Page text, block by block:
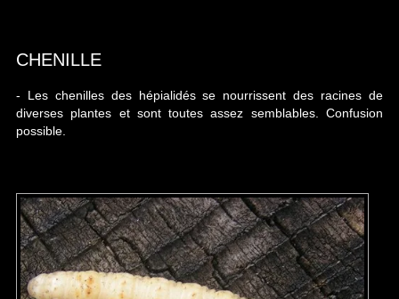
CHENILLE
- Les chenilles des hépialidés se nourrissent des racines de
diverses plantes et sont toutes assez semblables. Confusion
possible.